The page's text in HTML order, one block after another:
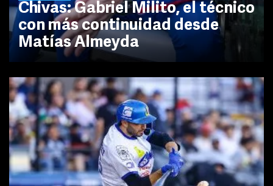
Chivas: Gabriel Milito, el técnico
con más continuidad desde
Matías Almeyda